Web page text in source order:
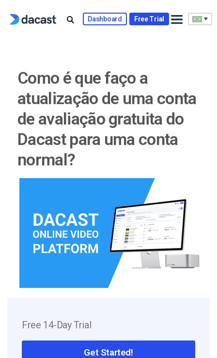
Dashboard Free Trial
Como é que faço a
atualização de uma conta
de avaliação gratuita do
Dacast para uma conta
normal?
Free 14-Day Trial
Get Started!